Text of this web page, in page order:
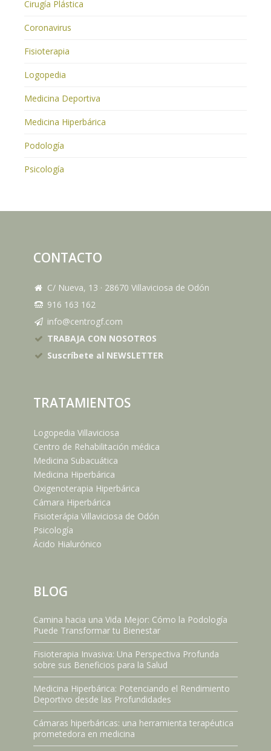
Cirugía Plástica
Coronavirus
Fisioterapia
Logopedia
Medicina Deportiva
Medicina Hiperbárica
Podología
Psicología
CONTACTO
C/ Nueva, 13 · 28670 Villaviciosa de Odón
916 163 162
info@centrogf.com
TRABAJA CON NOSOTROS
Suscríbete al NEWSLETTER
TRATAMIENTOS
Logopedia Villaviciosa
Centro de Rehabilitación médica
Medicina Subacuática
Medicina Hiperbárica
Oxigenoterapia Hiperbárica
Cámara Hiperbárica
Fisioterápia Villaviciosa de Odón
Psicología
Ácido Hialurónico
BLOG
Camina hacia una Vida Mejor: Cómo la Podología
Puede Transformar tu Bienestar
Fisioterapia Invasiva: Una Perspectiva Profunda
sobre sus Beneficios para la Salud
Medicina Hiperbárica: Potenciando el Rendimiento
Deportivo desde las Profundidades
Cámaras hiperbáricas: una herramienta terapéutica
prometedora en medicina